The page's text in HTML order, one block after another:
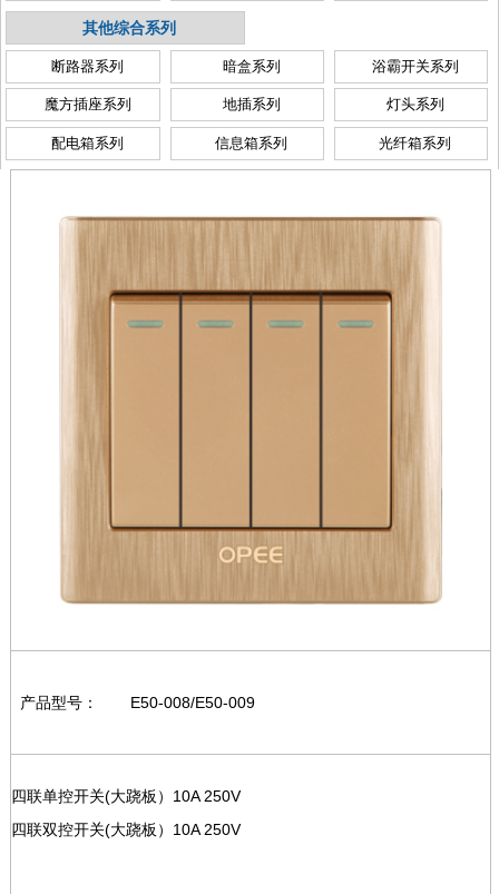
其他综合系列
断路器系列 暗盒系列 浴霸开关系列
魔方插座系列 地插系列 灯头系列
配电箱系列 信息箱系列 光纤箱系列
产品型号： E50-008/E50-009
四联单控开关(大跷板）10A 250V
四联双控开关(大跷板）10A 250V